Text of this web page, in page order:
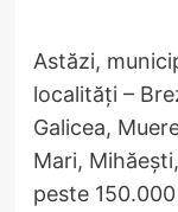
Astăzi,
localități –
Galicea,
Mari,
peste